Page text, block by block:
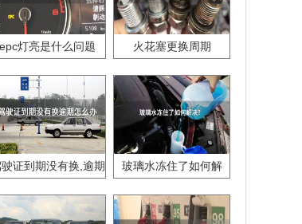
epc灯亮是什么问题 火花塞更换周期
证到期没有换,逾期
玻璃水冻住了如何解